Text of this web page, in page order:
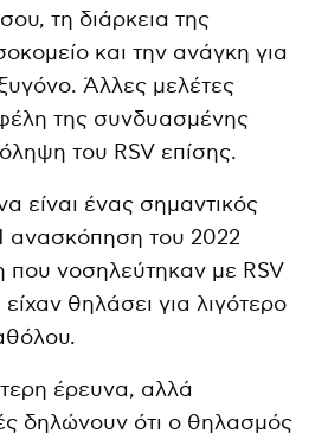
τη διάρκεια της
και την ανάγκη για
Άλλες μελέτες
της συνδυασμένης
του RSV επίσης.
είναι ένας σημαντικός
ανασκόπηση του 2022
που νοσηλεύτηκαν με RSV
θηλάσει για λιγότερο
έρευνα, αλλά
δηλώνουν ότι ο θηλασμός